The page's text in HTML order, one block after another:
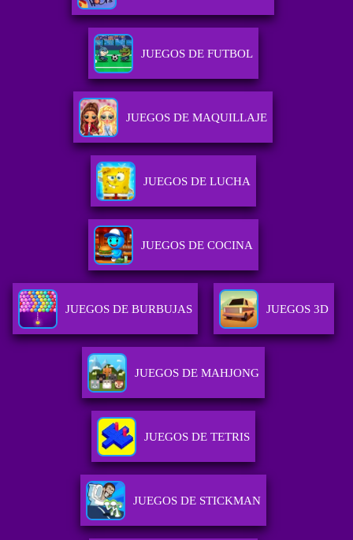
JUEGOS DE FUTBOL
JUEGOS DE MAQUILLAJE
JUEGOS DE LUCHA
JUEGOS DE COCINA
JUEGOS DE BURBUJAS JUEGOS 3D
JUEGOS DE MAHJONG
JUEGOS DE TETRIS
JUEGOS DE STICKMAN